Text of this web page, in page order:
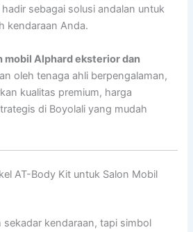
hadir sebagai solusi andalan untuk
kendaraan Anda.
mobil Alphard eksterior dan
oleh tenaga ahli berpengalaman,
kualitas premium, harga
di Boyolali yang mudah
AT-Body Kit untuk Salon Mobil
kendaraan, tapi simbol